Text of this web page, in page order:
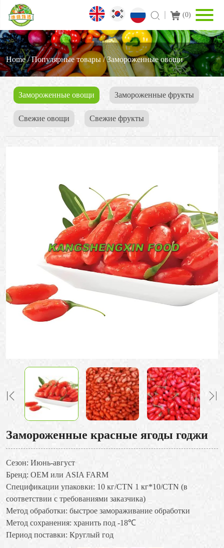
(0)
Home/Популярные товары /Замороженные овощи
Замороженные овощи 3амороженные фрукты
Свежие овощи Cвежие фрукты
Замороженные красные ягоды годжи
Сезон: Июнь-август
Бренд: OEM или ASIA FARM
Спецификации упаковки: 10 кг/CTN 1 кг*10/CTN (в
соответствии с требованиями заказчика)
Метод обработки: быстрое замораживание обработки
Метод сохранения: хранить под -18℃
Период поставки: Круглый год